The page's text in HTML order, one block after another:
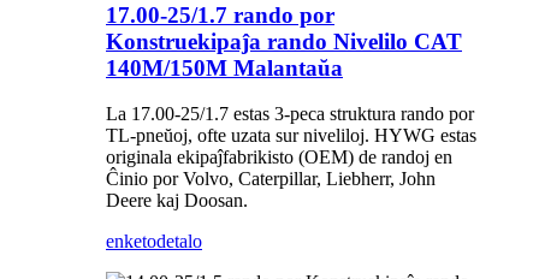
17.00-25/1.7 rando por
Konstruekipaĵa rando Nivelilo CAT
140M/150M Malantaŭa
La 17.00-25/1.7 estas 3-peca struktura rando por
TL-pneŭoj, ofte uzata sur niveliloj. HYWG estas
originala ekipaĵfabrikisto (OEM) de randoj en
Ĉinio por Volvo, Caterpillar, Liebherr, John
Deere kaj Doosan.
enketodetalo